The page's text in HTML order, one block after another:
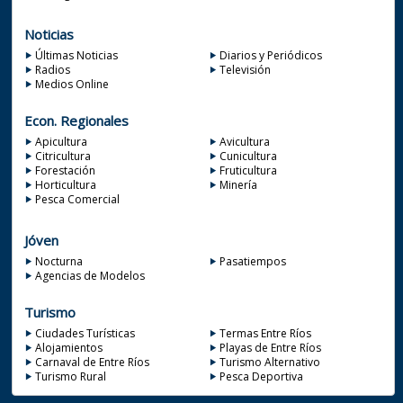
Noticias
Últimas Noticias
Diarios y Periódicos
Radios
Televisión
Medios Online
Econ. Regionales
Apicultura
Avicultura
Citricultura
Cunicultura
Forestación
Fruticultura
Horticultura
Minería
Pesca Comercial
Jóven
Nocturna
Pasatiempos
Agencias de Modelos
Turismo
Ciudades Turísticas
Termas Entre Ríos
Alojamientos
Playas de Entre Ríos
Carnaval de Entre Ríos
Turismo Alternativo
Turismo Rural
Pesca Deportiva